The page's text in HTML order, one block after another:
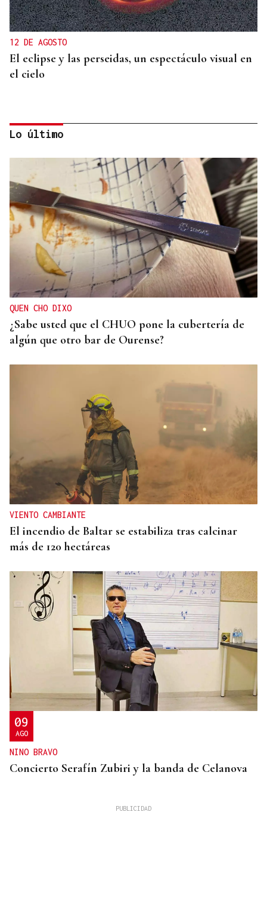
12 DE AGOSTO
El eclipse y las perseidas, un espectáculo visual en
el cielo
ORÁCULO DAS BURGAS
Horóscopo del día: domingo, 9 de agosto
Lo último
QUEN CHO DIXO
¿Sabe usted que el CHUO pone la cubertería de
algún que otro bar de Ourense?
VIENTO CAMBIANTE
El incendio de Baltar se estabiliza tras calcinar
más de 120 hectáreas
09
AGO
NINO BRAVO
Concierto Serafín Zubiri y la banda de Celanova